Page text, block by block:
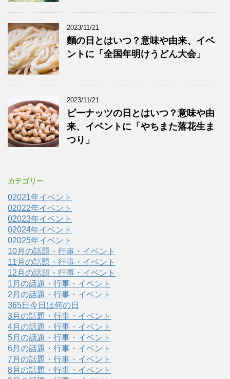
2023/11/21
麵の日とはいつ？意味や由来、イベ
ントに「全国年明けうどん大会」
2023/11/21
ピーナッツの日とはいつ？意味や由
来、イベントに「やちまた落花生ま
つり」
カテゴリー
02021年イベント
02022年イベント
02023年イベント
02024年イベント
02025年イベント
10月の話題・行事・イベント
11月の話題・行事・イベント
12月の話題・行事・イベント
1月の話題・行事・イベント
2月の話題・行事・イベント
365日今日は何の日
3月の話題・行事・イベント
4月の話題・行事・イベント
5月の話題・行事・イベント
6月の話題・行事・イベント
7月の話題・行事・イベント
8月の話題・行事・イベント